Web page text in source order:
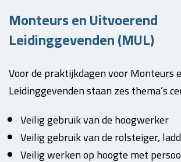
Monteurs en Uitvoerend
Leidinggevenden (MUL)
Voor de praktijkdagen voor Monteurs
Leidinggevenden staan zes thema’s
Veilig gebruik van de hoogwerker
Veilig gebruik van de rolsteiger,
Veilig werken op hoogte met